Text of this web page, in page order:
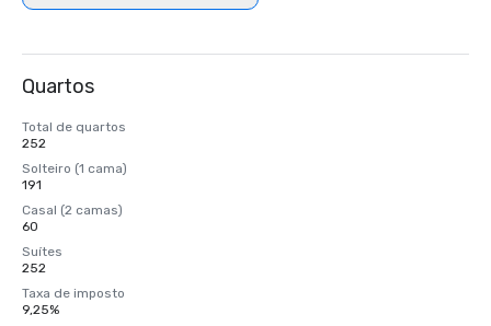
Quartos
Total de quartos
252
Solteiro (1 cama)
191
Casal (2 camas)
60
Suítes
252
Taxa de imposto
9,25%